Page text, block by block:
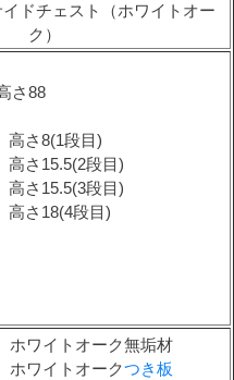
ドチェスト（ホワイトオー
ク）
さ88
さ8(1段目)
さ15.5(2段目)
さ15.5(3段目)
さ18(4段目)
イトオーク無垢材
イトオークつき板